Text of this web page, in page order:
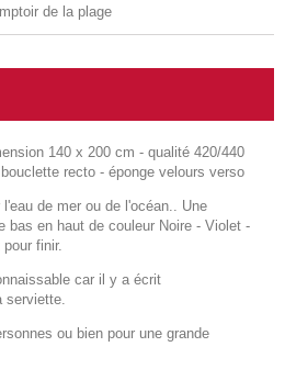
de la plage
140 x 200 cm - qualité 420/440
recto - éponge velours verso
de mer ou de l'océan.. Une
bas en haut de couleur Noire - Violet -
finir.
car il y a écrit
serviette.
ou bien pour une grande